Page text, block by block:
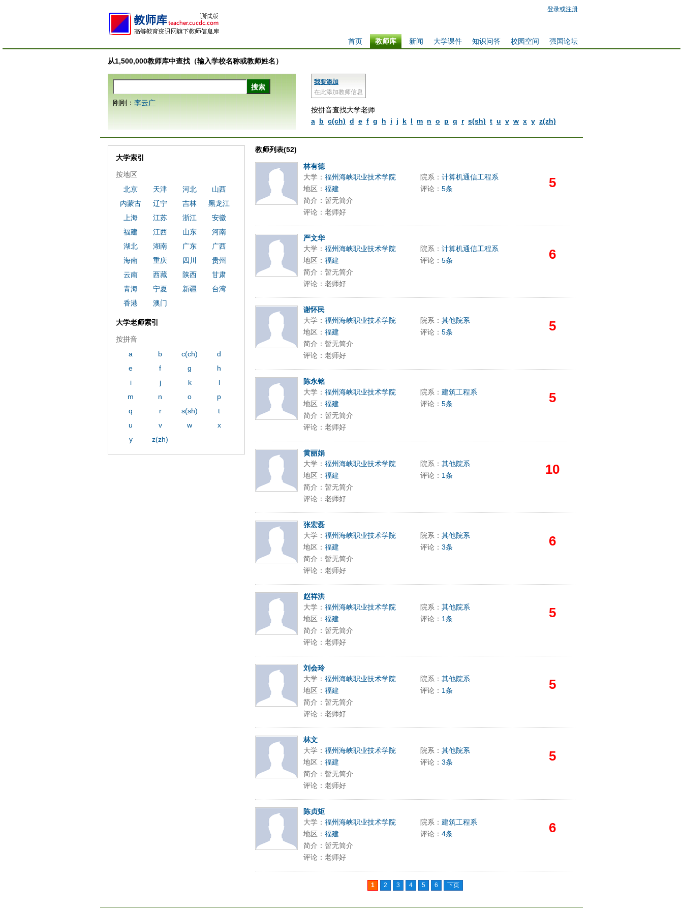
登录或注册
强国论坛
校园空间
知识问答
大学课件
新闻
教师库
首页
从1,500,000教师库中查找（输入学校名称或教师姓名）
我要添加
在此添加教师信息
按拼音查找大学老师
a b c(ch) d e f g h i j k l m n o p q r s(sh) t u v w x y z(zh)
刚刚： 李云广
教师列表(52)
林有德
大学： 福州海峡职业技术学院 院系： 计算机通信工程系 5
地区： 福建 评论： 5条
简介：暂无简介
评论：老师好
严文华
大学： 福州海峡职业技术学院 院系： 计算机通信工程系 6
地区： 福建 评论： 5条
简介：暂无简介
评论：老师好
谢怀民
大学： 福州海峡职业技术学院 院系： 其他院系 5
地区： 福建 评论： 5条
简介：暂无简介
评论：老师好
陈永铭
大学： 福州海峡职业技术学院 院系： 建筑工程系 5
地区： 福建 评论： 5条
简介：暂无简介
评论：老师好
黄丽娟
大学： 福州海峡职业技术学院 院系： 其他院系 10
地区： 福建 评论： 1条
简介：暂无简介
评论：老师好
张宏磊
大学： 福州海峡职业技术学院 院系： 其他院系 6
地区： 福建 评论： 3条
简介：暂无简介
评论：老师好
赵祥洪
大学： 福州海峡职业技术学院 院系： 其他院系 5
地区： 福建 评论： 1条
简介：暂无简介
评论：老师好
刘会玲
大学： 福州海峡职业技术学院 院系： 其他院系 5
地区： 福建 评论： 1条
简介：暂无简介
评论：老师好
林文
大学： 福州海峡职业技术学院 院系： 其他院系 5
地区： 福建 评论： 3条
简介：暂无简介
评论：老师好
陈贞矩
大学： 福州海峡职业技术学院 院系： 建筑工程系 6
地区： 福建 评论： 4条
简介：暂无简介
评论：老师好
1 2 3 4 5 6 下页
大学索引
按地区
北京
天津 河北
山西
内蒙古
辽宁 吉林
黑龙江
上海
江苏 浙江
安徽
福建
江西 山东
河南
湖北
湖南 广东
广西
海南
重庆 四川
贵州
云南
西藏 陕西
甘肃
青海
宁夏 新疆
台湾
香港
澳门
大学老师索引
按拼音
a
b c(ch)
d
e
f g
h
i
j k
l
m
n o
p
q
r s(sh)
t
u
v w
x
y
z(zh)